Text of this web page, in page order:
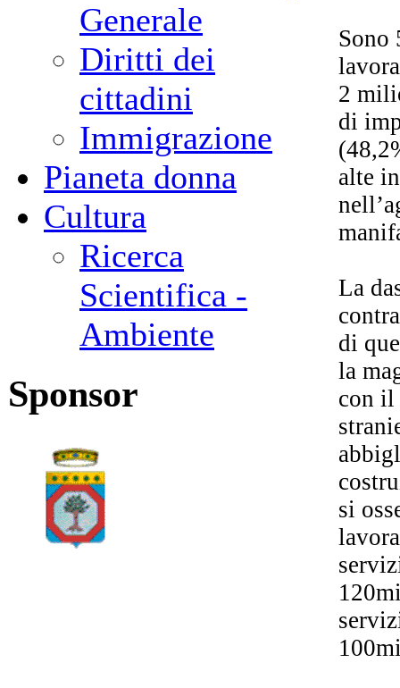
Generale
Diritti dei
cittadini
Immigrazione
Pianeta donna
Cultura
Ricerca
Scientifica -
Ambiente
Sponsor
Sono
2
di
alte
La
di
la
con il
si